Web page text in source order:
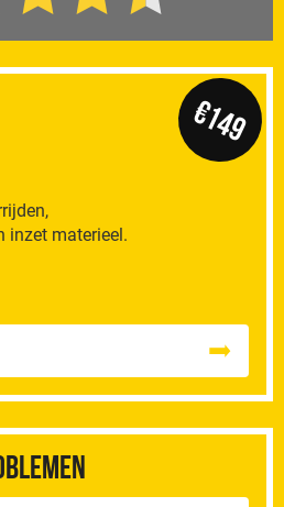
inzet materieel.
€149